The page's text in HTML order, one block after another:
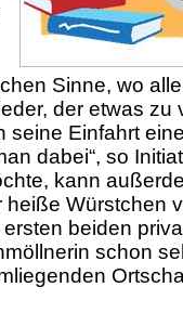
Sinne, wo
der etwas zu
seine Einfahrt
dabei“, so
kann
Würstchen
beiden
schon